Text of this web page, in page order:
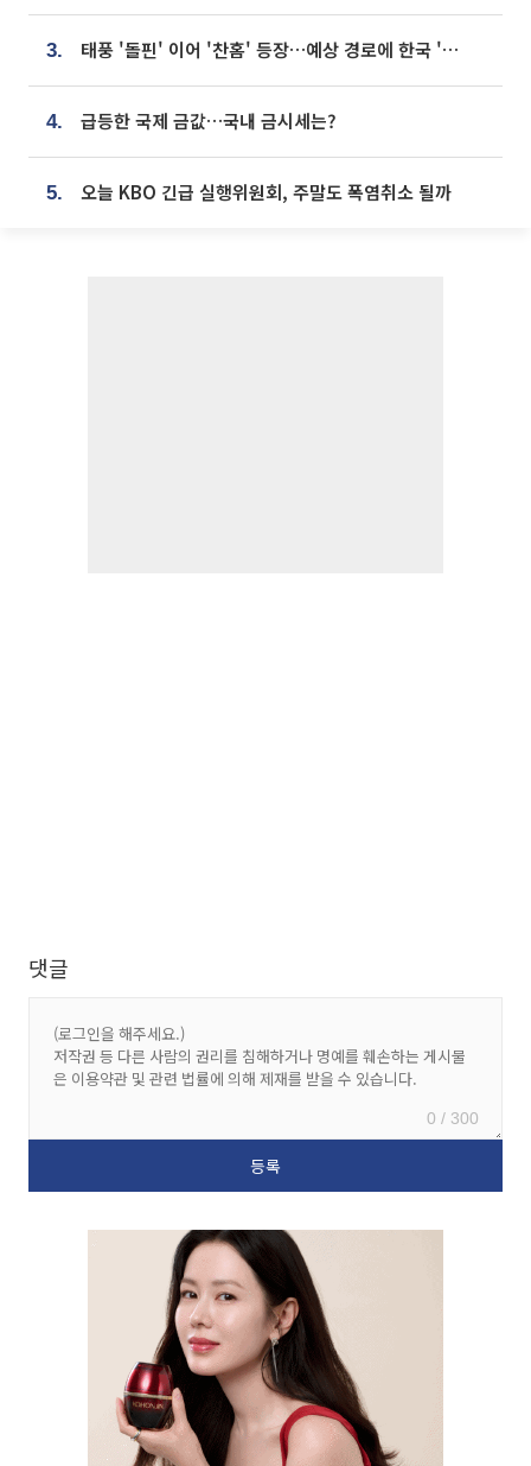
3. 태풍 '돌핀' 이어 '찬홈' 등장…예상 경로에 한국 '한숨'
4. 급등한 국제 금값…국내 금시세는?
5. 오늘 KBO 긴급 실행위원회, 주말도 폭염취소 될까
댓글
0 / 300